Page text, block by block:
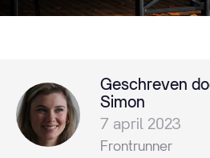
Geschreven
Simon
7 april 2023
Frontrunner